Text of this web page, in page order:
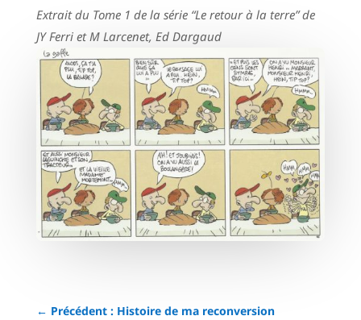
Extrait du Tome 1 de la série “Le retour à la terre” de
JY Ferri et M Larcenet, Ed Dargaud
← Précédent : Histoire de ma reconversion